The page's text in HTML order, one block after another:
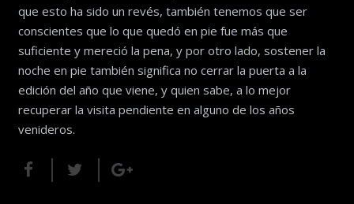
que esto ha sido un revés, también tenemos que ser
conscientes que lo que quedó en pie fue más que
suficiente y mereció la pena, y por otro lado, sostener la
noche en pie también significa no cerrar la puerta a la
edición del año que viene, y quien sabe, a lo mejor
recuperar la visita pendiente en alguno de los años
venideros.